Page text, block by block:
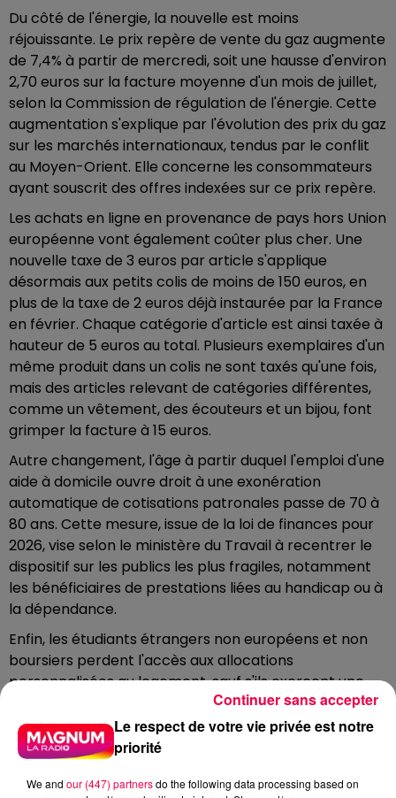
Du côté de l'énergie, la nouvelle est moins
réjouissante. Le prix repère de vente du gaz augmente
de 7,4% à partir de mercredi, soit une hausse d'environ
2,70 euros sur la facture moyenne d'un mois de juillet,
selon la Commission de régulation de l'énergie. Cette
augmentation s'explique par l'évolution des prix du gaz
sur les marchés internationaux, tendus par le conflit
au Moyen-Orient. Elle concerne les consommateurs
ayant souscrit des offres indexées sur ce prix repère.
Les achats en ligne en provenance de pays hors Union
européenne vont également coûter plus cher. Une
nouvelle taxe de 3 euros par article s'applique
désormais aux petits colis de moins de 150 euros, en
plus de la taxe de 2 euros déjà instaurée par la France
en février. Chaque catégorie d'article est ainsi taxée à
hauteur de 5 euros au total. Plusieurs exemplaires d'un
même produit dans un colis ne sont taxés qu'une fois,
mais des articles relevant de catégories différentes,
comme un vêtement, des écouteurs et un bijou, font
grimper la facture à 15 euros.
Autre changement, l'âge à partir duquel l'emploi d'une
aide à domicile ouvre droit à une exonération
automatique de cotisations patronales passe de 70 à
80 ans. Cette mesure, issue de la loi de finances pour
2026, vise selon le ministère du Travail à recentrer le
dispositif sur les publics les plus fragiles, notamment
les bénéficiaires de prestations liées au handicap ou à
la dépendance.
Enfin, les étudiants étrangers non européens et non
boursiers perdent l'accès aux allocations
personnalisées au logement, sauf s'ils exercent une
activité professionnelle ou suivent un apprentissage
d'au moins une heure par semaine. Cette disposition,
validée en février par le Conseil constitutionnel,
Le respect de votre vie privée est notre
priorité
We and our (447) partnersdo the following data processing based on
Continuer sans accepter